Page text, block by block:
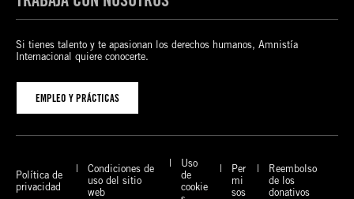
Si tienes talento y te apasionan los derechos humanos, Amnistía
Internacional quiere conocerte.
EMPLEO Y PRÁCTICAS
Política de
privacidad
Condiciones de
uso del sitio
web
Uso
de
cookie
Per
mi
sos
Reembolso
de los
donativos